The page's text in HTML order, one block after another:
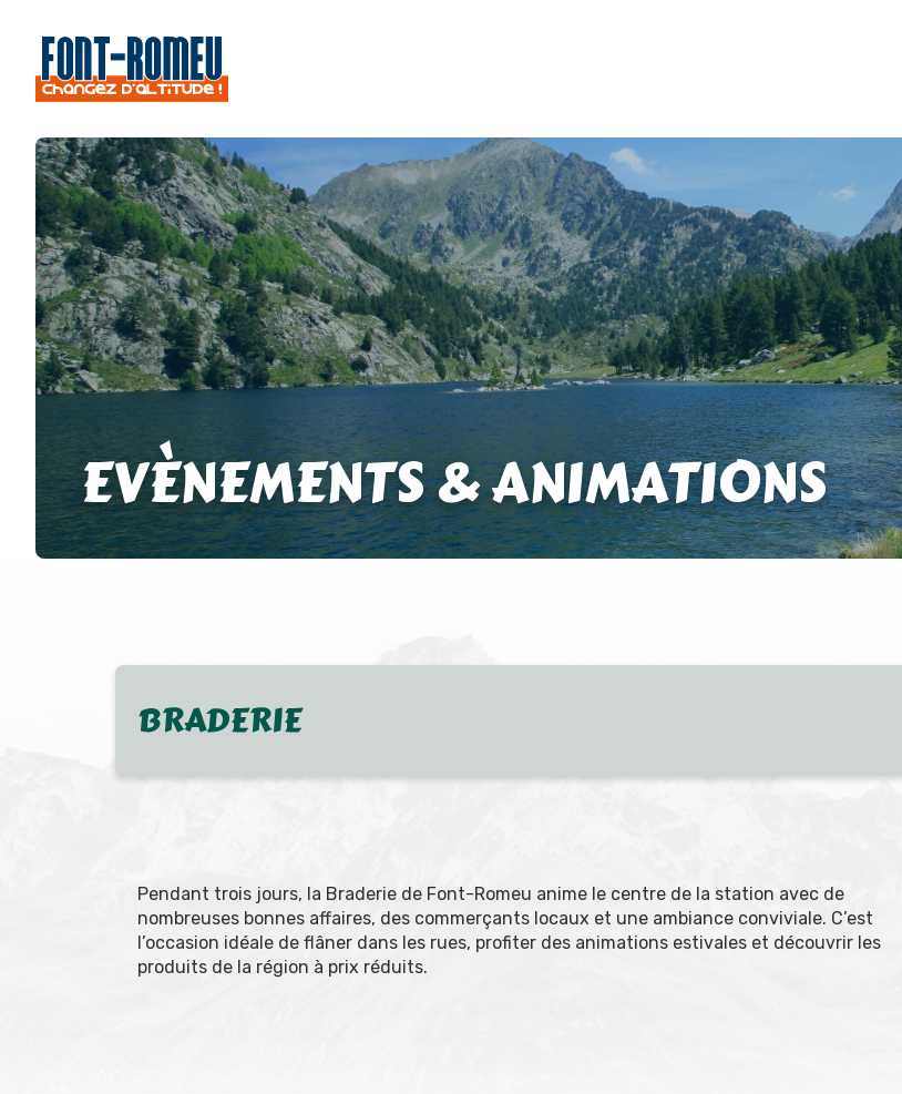
EVÈNEMENTS & ANIMATIONS
BRADERIE
Pendant trois jours, la Braderie de Font-Romeu anime le centre de la station avec de
nombreuses bonnes affaires, des commerçants locaux et une ambiance conviviale. C’est
l’occasion idéale de flâner dans les rues, profiter des animations estivales et découvrir les
produits de la région à prix réduits.